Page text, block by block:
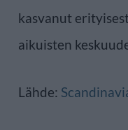
kasvanut
aikuisten
Lähde: